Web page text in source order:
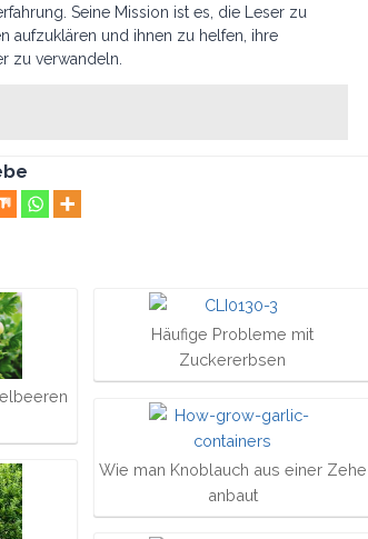
Seine Mission ist es, die Leser zu
aufzuklären und ihnen zu helfen, ihre
zu verwandeln.
Häufige Probleme mit
Zuckererbsen
Wie man Knoblauch aus einer Zehe
anbaut